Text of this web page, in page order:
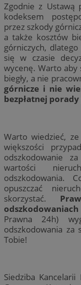
Zgodnie z Ustawą
kodeksem
przez szkody
a także kosztów
górniczych,
się w czasie
wycenę. Warto aby
biegły, a nie
górnicze i nie
bezpłatnej
Warto wiedzieć,
większości
odszkodowanie
wartości
odszkodowania.
opuszczać
skorzystać.
Prawna 24h)
odszkodowania za
Tobie!
Siedziba